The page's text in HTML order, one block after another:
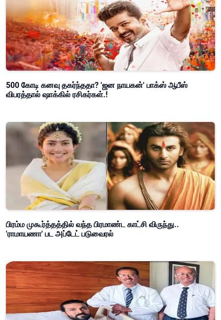
500 கோடி கனவு தகர்ந்ததா? 'ஜன நாயகன்' பாக்ஸ் ஆபீஸ்
விபரத்தால் ஷாக்கில் ரசிகர்கள்.!
பிரம்ம முகூர்த்தத்தில் வந்த பிரமாண்ட காட்சி விருந்து..
'ராமாயணா' பட அப்டேட் படுவைரல்